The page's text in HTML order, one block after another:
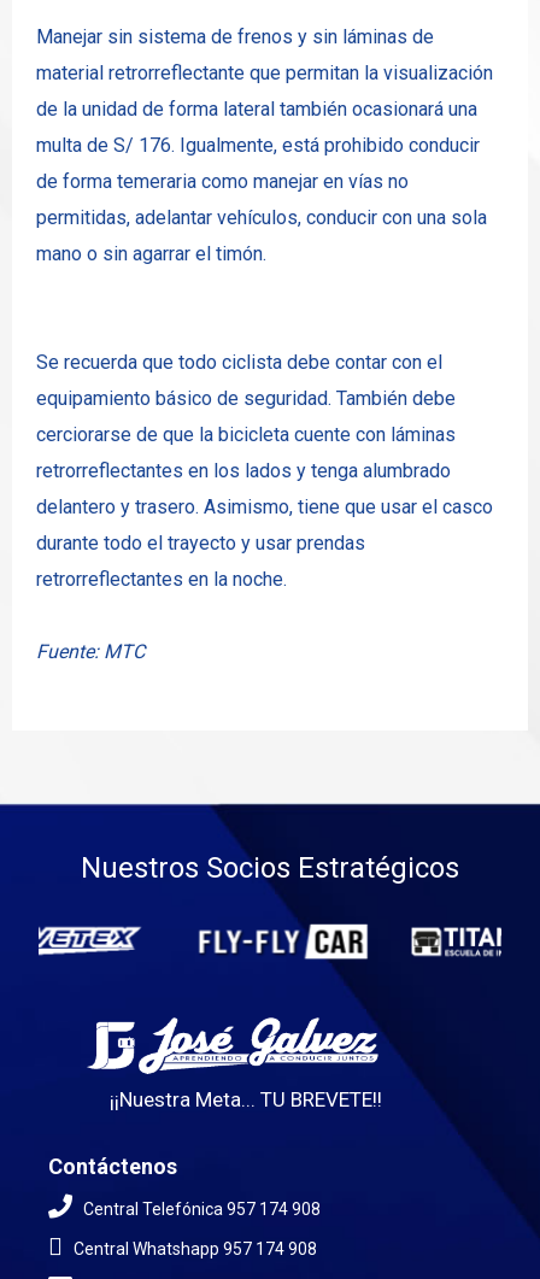
Manejar sin sistema de frenos y sin láminas de
material retrorreflectante que permitan la visualización
de la unidad de forma lateral también ocasionará una
multa de S/ 176. Igualmente, está prohibido conducir
de forma temeraria como manejar en vías no
permitidas, adelantar vehículos, conducir con una sola
mano o sin agarrar el timón.
Se recuerda que todo ciclista debe contar con el
equipamiento básico de seguridad. También debe
cerciorarse de que la bicicleta cuente con láminas
retrorreflectantes en los lados y tenga alumbrado
delantero y trasero. Asimismo, tiene que usar el casco
durante todo el trayecto y usar prendas
retrorreflectantes en la noche.
Fuente: MTC
Nuestros Socios Estratégicos
¡¡Nuestra Meta... TU BREVETE!!
Contáctenos
Central Telefónica 957 174 908
Central Whatshapp 957 174 908